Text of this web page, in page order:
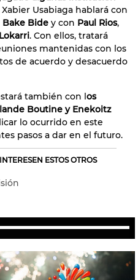
Xabier Usabiaga hablará con
Bake Bide y con Paul Rios,
Lokarri. Con ellos, tratará
mantenidas con los
de acuerdo y desacuerdo
también con los
Boutine y Enekoitz
lo ocurrido en este
pasos a dar en el futuro.
ESTOS OTROS